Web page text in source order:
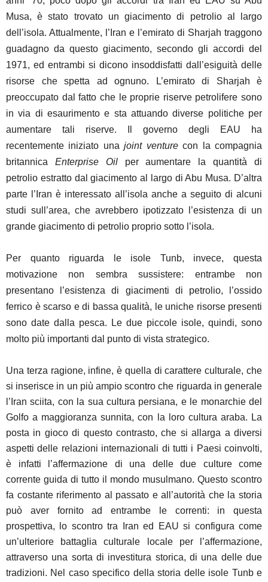
Musa, è stato trovato un giacimento di petrolio al largo
dell’isola. Attualmente, l’Iran e l’emirato di Sharjah traggono
guadagno da questo giacimento, secondo gli accordi del
1971, ed entrambi si dicono insoddisfatti dall’esiguità delle
risorse che spetta ad ognuno. L’emirato di Sharjah è
preoccupato dal fatto che le proprie riserve petrolifere sono
in via di esaurimento e sta attuando diverse politiche per
aumentare tali riserve. Il governo degli EAU ha
recentemente iniziato unajoint venturecon la compagnia
britannica Enterprise Oilper aumentare la quantità di
petrolio estratto dal giacimento al largo di Abu Musa. D’altra
parte l’Iran è interessato all’isola anche a seguito di alcuni
studi sull’area, che avrebbero ipotizzato l’esistenza di un
grande giacimento di petrolio proprio sotto l’isola.
Per quanto riguarda le isole Tunb, invece, questa
motivazione non sembra sussistere: entrambe non
presentano l’esistenza di giacimenti di petrolio, l’ossido
ferrico è scarso e di bassa qualità, le uniche risorse presenti
sono date dalla pesca. Le due piccole isole, quindi, sono
molto più importanti dal punto di vista strategico.
Una terza ragione, infine, è quella di carattere culturale, che
si inserisce in un più ampio scontro che riguarda in generale
l’Iran sciita, con la sua cultura persiana, e le monarchie del
Golfo a maggioranza sunnita, con la loro cultura araba. La
posta in gioco di questo contrasto, che si allarga a diversi
aspetti delle relazioni internazionali di tutti i Paesi coinvolti,
è infatti l’affermazione di una delle due culture come
corrente guida di tutto il mondo musulmano. Questo scontro
fa costante riferimento al passato e all’autorità che la storia
può aver fornito ad entrambe le correnti: in questa
prospettiva, lo scontro tra Iran ed EAU si configura come
un’ulteriore battaglia culturale locale per l’affermazione,
attraverso una sorta di investitura storica, di una delle due
tradizioni. Nel caso specifico della storia delle isole Tunb e